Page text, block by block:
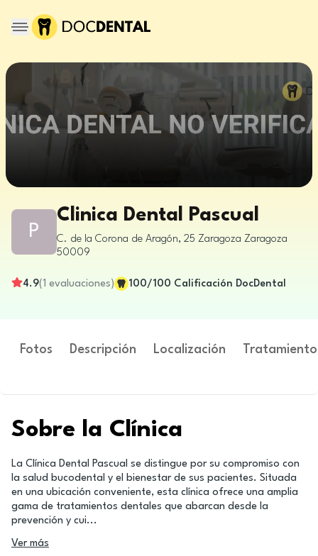
P
Clinica Dental Pascual
C. de la Corona de Aragón, 25 Zaragoza Zaragoza
50009
4.9(1 evaluaciones) 100/100 Calificación DocDental
Fotos Descripción Localización
Sobre la Clínica
La Clínica Dental Pascual se distingue por su compromiso con
la salud bucodental y el bienestar de sus pacientes. Situada
en una ubicación conveniente, esta clínica ofrece una amplia
gama de tratamientos dentales que abarcan desde la
prevención y cui...
Ver más